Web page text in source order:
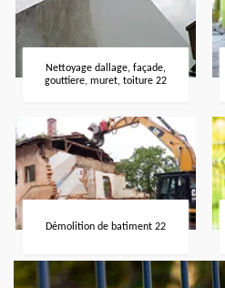
Nettoyage dallage, façade,
gouttiere, muret, toiture 22
Démolition de batiment 22